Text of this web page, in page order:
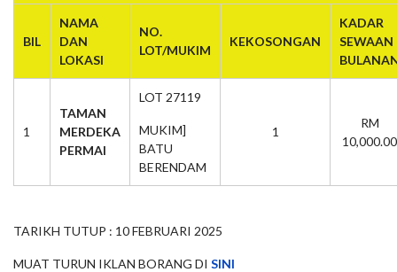
BIL
NAMA
DAN
LOKASI
NO.
LOT/MUKIM
KEKOSONGAN
KADAR
SEWAAN
1
TAMAN
MERDEKA
PERMAI
LOT 27119
MUKIM]
BATU
BERENDAM
1
RM
10,000.00
TARIKH TUTUP : 10 FEBRUARI 2025
MUAT TURUN IKLAN BORANG DI SINI